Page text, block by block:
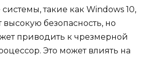
такие как Windows 10,
безопасность, но
приводить к чрезмерной
Это может влиять на